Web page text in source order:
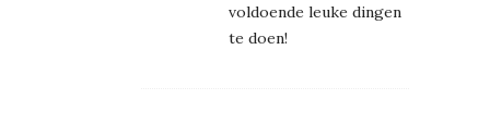
voldoende leuke dingen
te doen!